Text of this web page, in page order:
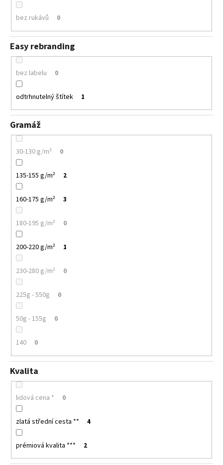
bez rukávů 0
Easy rebranding
bez labelu 0
odtrhnutelný štítek 1
Gramáž
30-130 g/m² 0
135-155 g/m² 2
160-175 g/m² 3
180-195 g/m² 0
200-220 g/m² 1
230-280 g/m² 0
225g - 550g 0
50g - 155g 0
140 0
Kvalita
lidová cena * 0
zlatá střední cesta ** 4
prémiová kvalita *** 2